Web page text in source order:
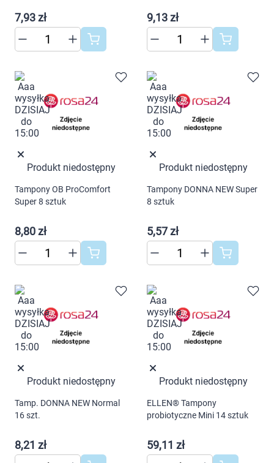
Korzystamy z plików cookies w celu
dostosowania zawartości serwisu do Twoich
preferencji. Więcej informacji znajdziesz w
warunki przechowywania lub dostępu do
7,93 zł 9,13 zł
Produkt niedostępny
Tampony OB ProComfort
Super 8 sztuk
8,80 zł
Produkt niedostępny
Tampony DONNA NEW Super
8 sztuk
5,57 zł
Produkt niedostępny
Tamp. DONNA NEW Normal
16 szt.
8,21 zł
Produkt niedostępny
ELLEN® Tampony
probiotyczne Mini 14 sztuk
59,11 zł